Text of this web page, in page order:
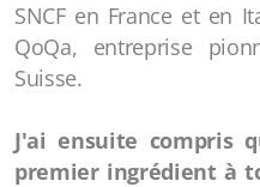
SNCF en France et en
QoQa, entreprise
Suisse.
J'ai ensuite compris
premier ingrédient à